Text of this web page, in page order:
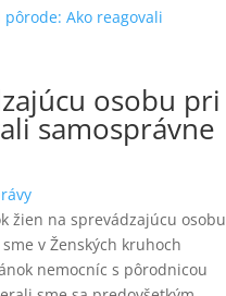
osobu pri
samosprávne
žien na sprevádzajúcu osobu
v Ženských kruhoch
nemocníc s pôrodnicou